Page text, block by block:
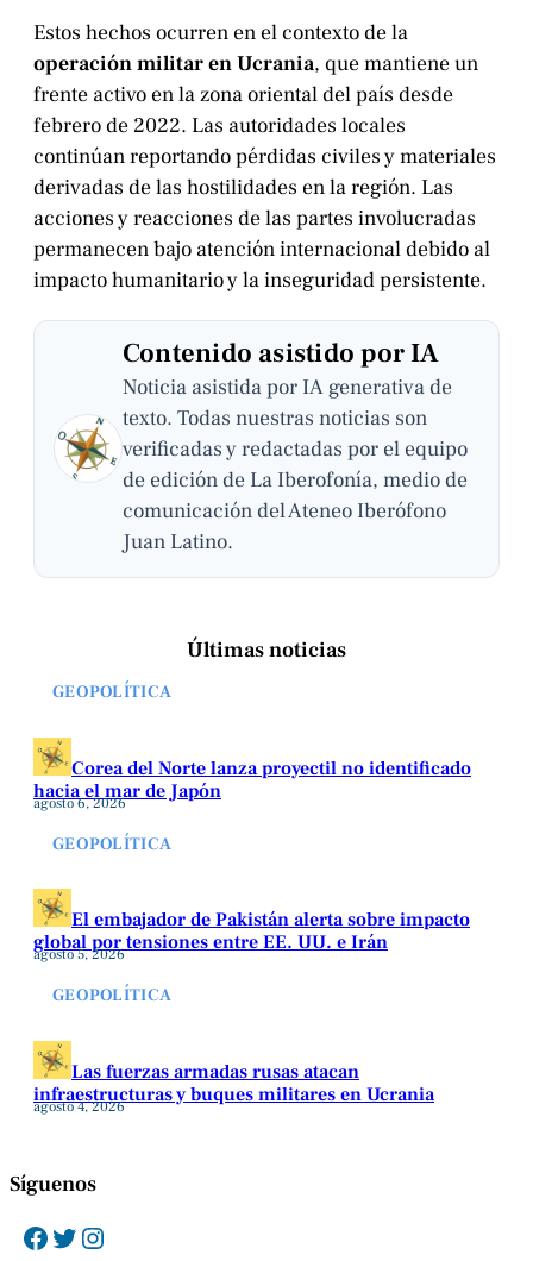
Estos hechos ocurren en el contexto de la
operación militar en Ucrania, que mantiene un
frente activo en la zona oriental del país desde
febrero de 2022. Las autoridades locales
continúan reportando pérdidas civiles y materiales
derivadas de las hostilidades en la región. Las
acciones y reacciones de las partes involucradas
permanecen bajo atención internacional debido al
impacto humanitario y la inseguridad persistente.
Contenido asistido por IA
Noticia asistida por IA generativa de
texto. Todas nuestras noticias son
verificadas y redactadas por el equipo
de edición de La Iberofonía, medio de
comunicación del Ateneo Iberófono
Juan Latino.
Últimas noticias
GEOPOLÍTICA
Corea del Norte lanza proyectil no identificado
hacia el mar de Japón
agosto 6, 2026
GEOPOLÍTICA
El embajador de Pakistán alerta sobre impacto
global por tensiones entre EE. UU. e Irán
agosto 5, 2026
GEOPOLÍTICA
Las fuerzas armadas rusas atacan
infraestructuras y buques militares en Ucrania
agosto 4, 2026
Síguenos
Facebook Twitter Instagram